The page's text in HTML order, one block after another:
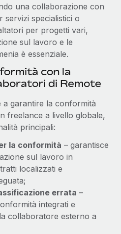
una collaborazione con
specialistici o
per progetti vari,
sul lavoro e le
è essenziale.
con la
di Remote
a garantire la conformità
freelance a livello globale,
principali:
la conformità – garantisce
sul lavoro in
localizzati e
errata –
integrati e
collaboratore esterno a